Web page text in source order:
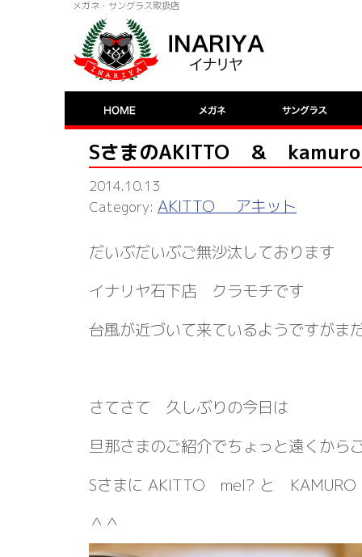
メガネ・サングラス取扱店
SさまのAKITTO ＆ kamuro
2014.10.13
AKITTO アキット
だいぶだいぶご無沙汰しております
イナリヤ石下店 クラモチです
台風が近づいて来ているようですがま
さてさて 久しぶりの今日は
旦那さまのご紹介でちょっと遠くから
Sさまに AKITTO mel? と KAMURO
＾＾